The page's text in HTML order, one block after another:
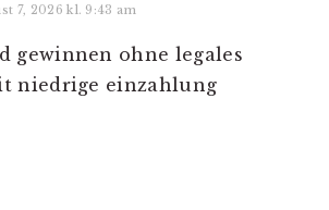
7, 2026 kl. 9:43 am
gewinnen ohne legales
niedrige einzahlung